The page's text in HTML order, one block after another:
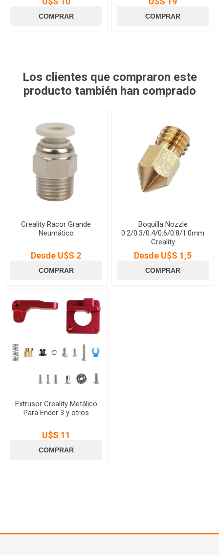
Los clientes que compraron este
producto también han comprado
Creality Racor Grande
Neumático
Desde U$S 2
Boquilla Nozzle
0.2/0.3/0.4/0.6/0.8/1.0mm
Creality
Desde U$S 1,5
Extrusor Creality Metálico
Para Ender 3 y otros
U$S 11